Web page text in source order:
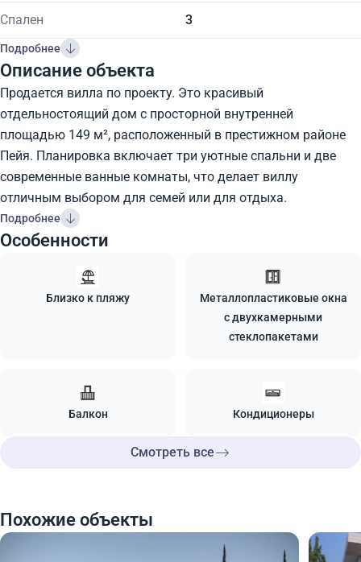
Спален 3
Подробнее
Описание объекта
Продается вилла по проекту. Это красивый
отдельностоящий дом с просторной внутренней
площадью 149 м², расположенный в престижном районе
Пейя. Планировка включает три уютные спальни и две
современные ванные комнаты, что делает виллу
отличным выбором для семей или для отдыха.
Подробнее
Особенности
Близко к пляжу
Металлопластиковые окна
с двухкамерными
стеклопакетами
Балкон Кондиционеры
Смотреть все
Похожие объекты